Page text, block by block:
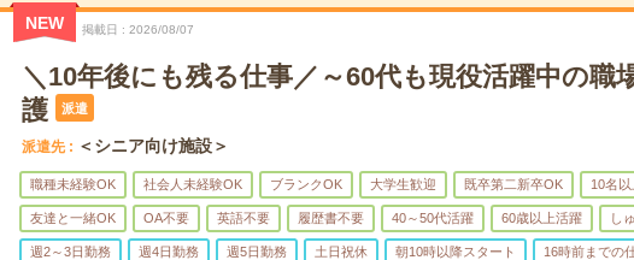
NEW 掲載日 2026/08/07
＼10年後にも残る仕事／～60代も現役活躍中の職
護
派遣
派遣先 ＜シニア向け施設＞
職種未経験OK 社会人未経験OK ブランクOK 大学生歓迎 既卒第二新卒OK 10名
友達と一緒OK OA不要 英語不要 履歴書不要 40～50代活躍 60歳以上活躍 し
週2～3日勤務 週4日勤務 週5日勤務 土日祝休 朝10時以降スタート 16時前までの